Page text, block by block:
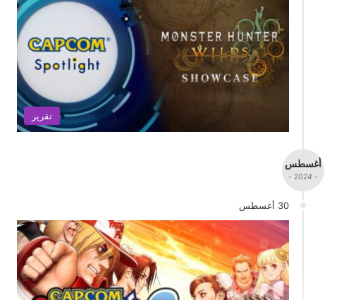
تقرير
أغسطس
- 2024 -
30 أغسطس